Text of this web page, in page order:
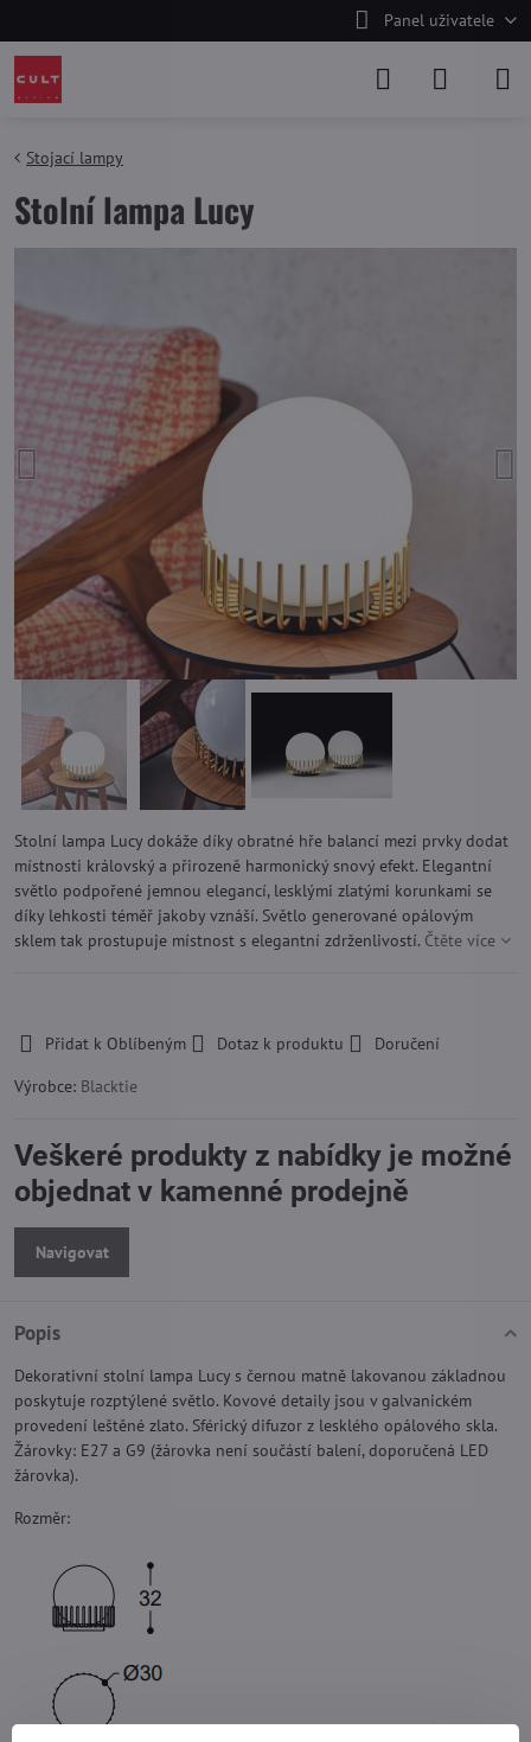
Panel uživatele
Stojací lampy
Stolní lampa Lucy
Stolní lampa Lucy dokáže díky obratné hře balancí mezi prvky dodat
místnosti královský a přirozeně harmonický snový efekt. Elegantní
světlo podpořené jemnou elegancí, lesklými zlatými korunkami se
díky lehkosti téměř jakoby vznáší. Světlo generované opálovým
sklem tak prostupuje místnost s elegantní zdrženlivostí. Čtěte více
Přidat k Oblíbeným
Dotaz k produktu
Doručení
Výrobce: Blacktie
Veškeré produkty z nabídky je možné
objednat v kamenné prodejně
Navigovat
Popis
Dekorativní stolní lampa Lucy s černou matně lakovanou základnou
poskytuje rozptýlené světlo. Kovové detaily jsou v galvanickém
provedení leštěné zlato. Sférický difuzor z lesklého opálového skla.
Žárovky: E27 a G9 (žárovka není součástí balení, doporučená LED
žárovka).
Rozměr: